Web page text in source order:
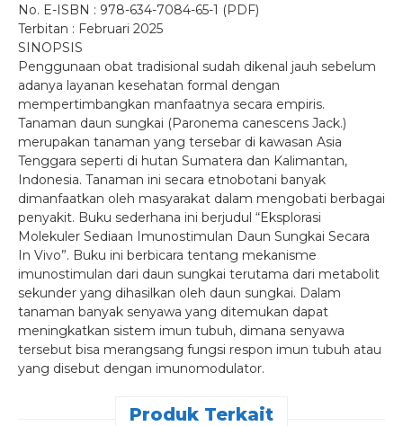
No. E-ISBN : 978-634-7084-65-1 (PDF)
Terbitan : Februari 2025
SINOPSIS
Penggunaan obat tradisional sudah dikenal jauh sebelum
adanya layanan kesehatan formal dengan
mempertimbangkan manfaatnya secara empiris.
Tanaman daun sungkai (Paronema canescens Jack.)
merupakan tanaman yang tersebar di kawasan Asia
Tenggara seperti di hutan Sumatera dan Kalimantan,
Indonesia. Tanaman ini secara etnobotani banyak
dimanfaatkan oleh masyarakat dalam mengobati berbagai
penyakit. Buku sederhana ini berjudul “Eksplorasi
Molekuler Sediaan Imunostimulan Daun Sungkai Secara
In Vivo”. Buku ini berbicara tentang mekanisme
imunostimulan dari daun sungkai terutama dari metabolit
sekunder yang dihasilkan oleh daun sungkai. Dalam
tanaman banyak senyawa yang ditemukan dapat
meningkatkan sistem imun tubuh, dimana senyawa
tersebut bisa merangsang fungsi respon imun tubuh atau
yang disebut dengan imunomodulator.
Produk Terkait